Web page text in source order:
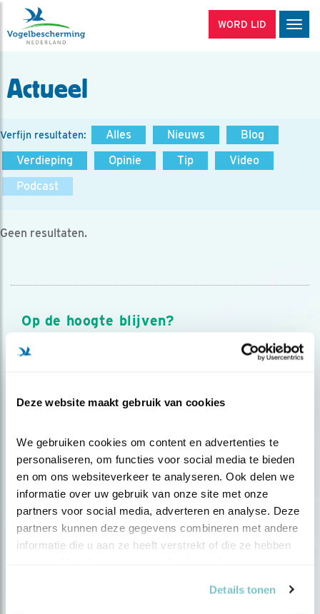
Deze website maakt gebruik van cookies
We gebruiken cookies om content en advertenties te
personaliseren, om functies voor social media te bieden
en om ons websiteverkeer te analyseren. Ook delen we
informatie over uw gebruik van onze site met onze
partners voor social media, adverteren en analyse. Deze
partners kunnen deze gegevens combineren met andere
informatie die u aan ze heeft verstrekt of die ze hebben
Details tonen
WORD LID
Actueel
Verfijn resultaten: Alles Nieuws
Blog
Verdieping
Opinie Tip
Video
Podcast
Geen resultaten.
Op de hoogte blijven?
Meld je aan en ontvang nieuws, inspiratie, acties en tips
over vogels en activiteiten van Vogelbescherming.